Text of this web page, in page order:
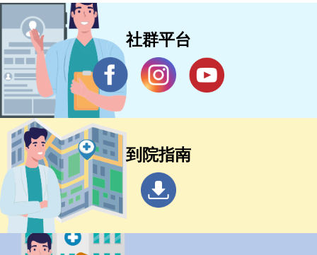
社群平台
到院指南